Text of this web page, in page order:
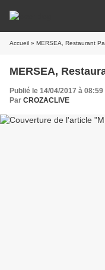
Accueil » MERSEA, Restaurant
MERSEA,
Publié le 14/04/2017 à 08:59
Par CROZACLIVE